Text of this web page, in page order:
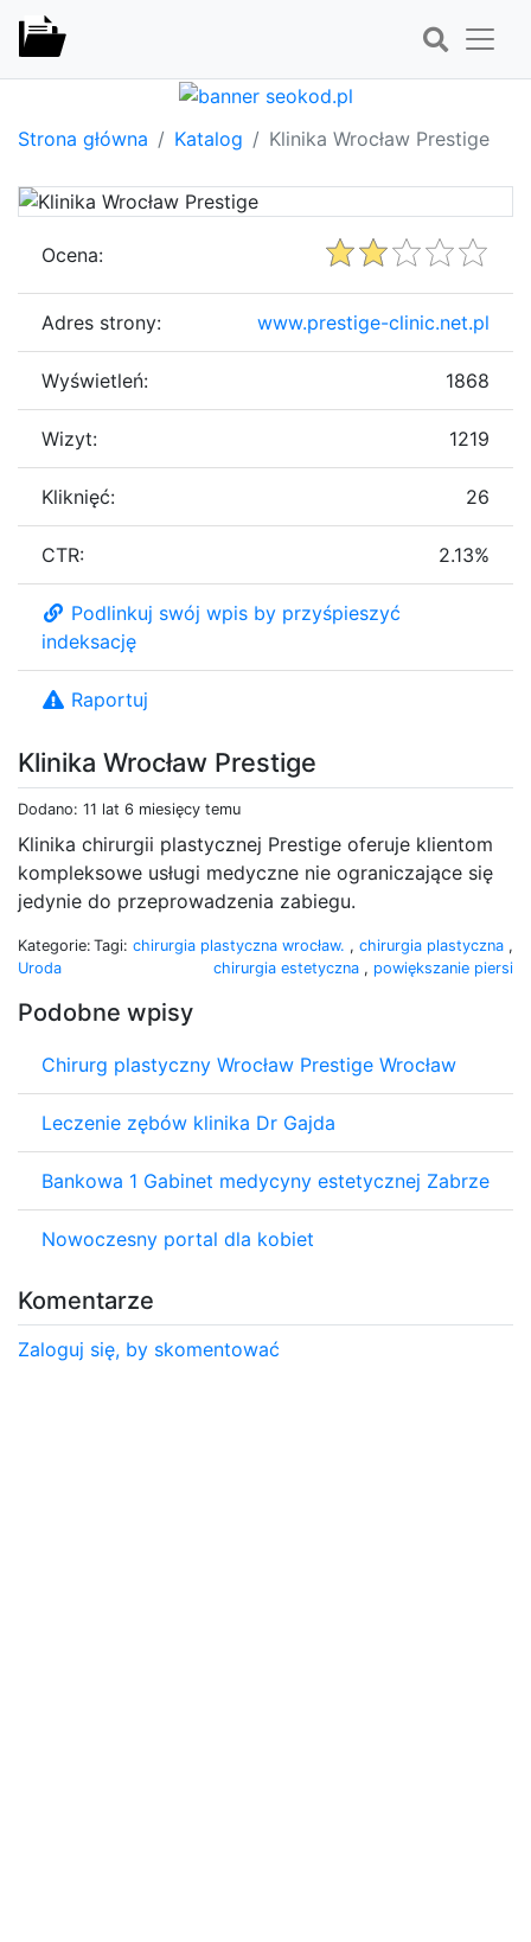
Strona główna Katalog Klinika Wrocław Prestige
Klinika Wrocław Prestige
Dodano: 11 lat 6 miesięcy temu
Klinika chirurgii plastycznej Prestige oferuje klientom
kompleksowe usługi medyczne nie ograniczające się
jedynie do przeprowadzenia zabiegu.
Kategorie:
Uroda
Tagi: chirurgia plastyczna wrocław. , chirurgia plastyczna ,
chirurgia estetyczna , powiększanie piersi
Podobne wpisy
Chirurg plastyczny Wrocław Prestige Wrocław
Leczenie zębów klinika Dr Gajda
Bankowa 1 Gabinet medycyny estetycznej Zabrze
Nowoczesny portal dla kobiet
Komentarze
Zaloguj się, by skomentować
Ocena:
Adres strony: www.prestige-clinic.net.pl
Wyświetleń: 1868
Wizyt: 1219
Kliknięć: 26
CTR: 2.13%
Podlinkuj swój wpis by przyśpieszyć
indeksację
Raportuj